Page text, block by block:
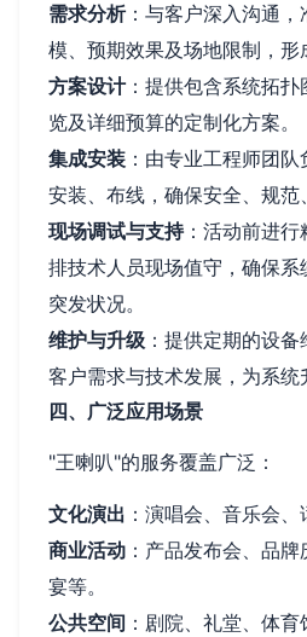
需求分析：与客户深入沟通
模、预期效果及场地限制，形
方案设计：提供包含系统拓
览及详细预算的定制化方案。
集成安装 ：由专业工程师团队
安装、布线，确保安全、规范
现场调试与支持：活动前进行
排技术人员现场值守，确保
突发状况。
维护与升级 ：提供定期的设
客户需求与技术发展，为系统
四、广泛应用场景
"王喇叭"的服务覆盖广泛：
文化演出 ：演唱会、音乐会、
商业活动 ：产品发布会、品
宴等。
公共空间 ：剧院、礼堂、体